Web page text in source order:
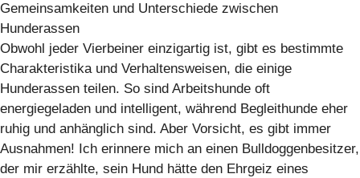
Gemeinsamkeiten und Unterschiede zwischen
Hunderassen
Obwohl jeder Vierbeiner einzigartig ist, gibt es bestimmte
Charakteristika und Verhaltensweisen, die einige
Hunderassen teilen. So sind Arbeitshunde oft
energiegeladen und intelligent, während Begleithunde eher
ruhig und anhänglich sind. Aber Vorsicht, es gibt immer
Ausnahmen! Ich erinnere mich an einen Bulldoggenbesitzer,
der mir erzählte, sein Hund hätte den Ehrgeiz eines